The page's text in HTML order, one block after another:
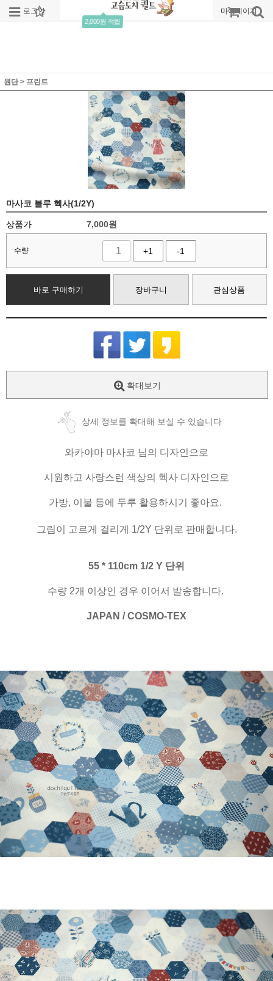
로그인 회원가입
2,000원 적립
주문조회 마이페이지
원단 > 프린트
마사코 블루 헥사(1/2Y)
상품가 7,000원
수량 +1 -1
바로 구매하기 장바구니 관심상품
확대보기
상세 정보를 확대해 보실 수 있습니다
와카야마 마사코 님의 디자인으로
시원하고 사랑스런 색상의 헥사 디자인으로
가방, 이불 등에 두루 활용하시기 좋아요.
그림이 고르게 걸리게 1/2Y 단위로 판매합니다.
55 * 110cm 1/2 Y 단위
수량 2개 이상인 경우 이어서 발송합니다.
JAPAN / COSMO-TEX